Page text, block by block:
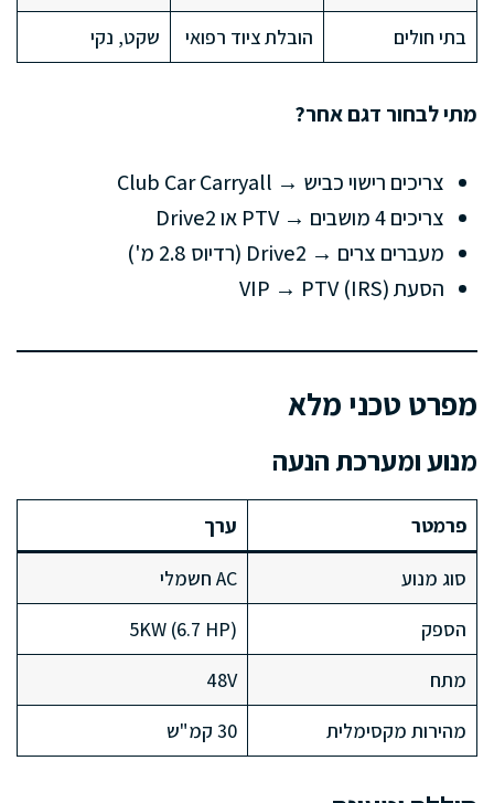
בתי חולים
הובלת ציוד רפואי שקט, נקי
מתי לבחור דגם אחר?
צריכים רישוי כביש → Club Car Carryall
צריכים 4 מושבים → PTV או Drive2
מעברים צרים → Drive2 (רדיוס 2.8 מ')
הסעת VIP → PTV (IRS)
מפרט טכני מלא
מנוע ומערכת הנעה
פרמטר ערך
סוג מנוע
AC חשמלי
הספק
5KW (6.7 HP)
מתח
48V
מהירות מקסימלית
30 קמ"ש